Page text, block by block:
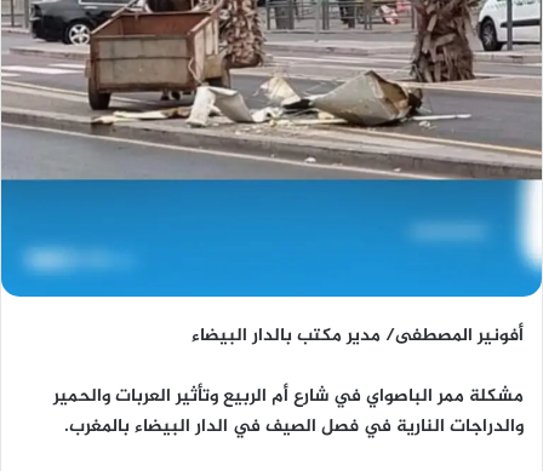
أفونير المصطفى/ مدير مكتب بالدار البيضاء
مشكلة ممر الباصواي في شارع أم الربيع وتأثير العربات والحمير
والدراجات النارية في فصل الصيف في الدار البيضاء بالمغرب.